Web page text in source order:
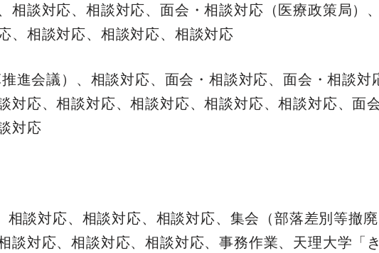
相談対応、相談対応、面会・相談対応（医療政策局）
、相談対応、相談対応、相談対応
進会議）、相談対応、面会・相談対応、面会・相談
対応、相談対応、相談対応、相談対応、相談対応、面
対応
相談対応、相談対応、相談対応、集会（部落差別等撤
談対応、相談対応、相談対応、事務作業、天理大学「